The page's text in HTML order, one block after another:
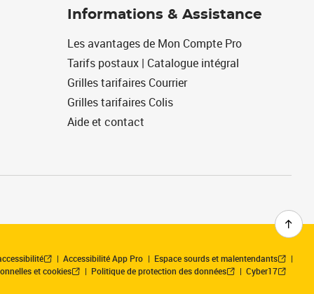
Informations & Assistance
Les avantages de Mon Compte Pro
Tarifs postaux | Catalogue intégral
Grilles tarifaires Courrier
Grilles tarifaires Colis
Aide et contact
Accessibilité App Pro
Espace sourds et malentendants
et cookies
Politique de protection des données Cyber17